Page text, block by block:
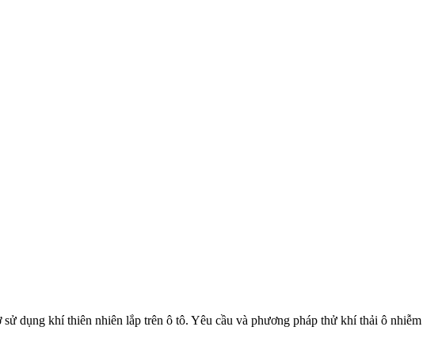
dụng khí thiên nhiên lắp trên ô tô. Yêu cầu và phương pháp thử khí thải ô nhiễm